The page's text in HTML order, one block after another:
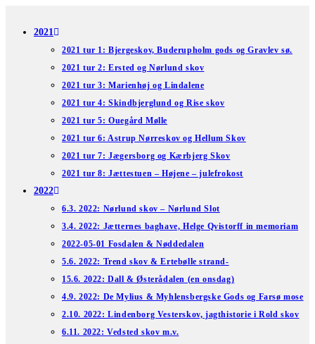
2021
2021 tur 1: Bjergeskov, Buderupholm gods og Gravlev sø.
2021 tur 2: Ersted og Nørlund skov
2021 tur 3: Marienhøj og Lindalene
2021 tur 4: Skindbjerglund og Rise skov
2021 tur 5: Ouegård Mølle
2021 tur 6: Astrup Nørreskov og Hellum Skov
2021 tur 7: Jægersborg og Kærbjerg Skov
2021 tur 8: Jættestuen – Højene – julefrokost
2022
6.3. 2022: Nørlund skov – Nørlund Slot
3.4. 2022: Jætternes baghave, Helge Qvistorff in memoriam
2022-05-01 Fosdalen & Nøddedalen
5.6. 2022: Trend skov & Ertebølle strand-
15.6. 2022: Dall & Østerådalen (en onsdag)
4.9. 2022: De Mylius & Myhlensbergske Gods og Farsø mose
2.10. 2022: Lindenborg Vesterskov, jagthistorie i Rold skov
6.11. 2022: Vedsted skov m.v.